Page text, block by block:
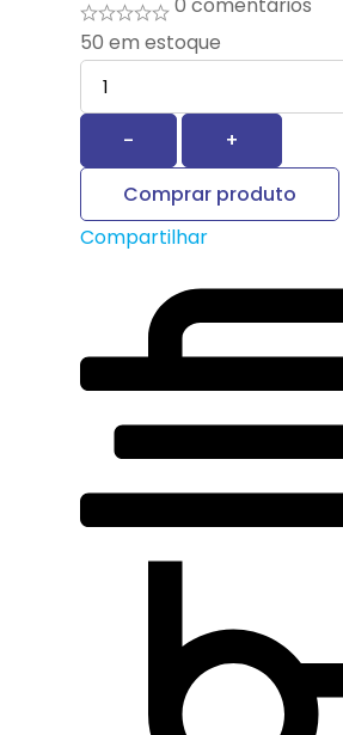
50 em estoque
Quantidade
-
+
Comprar produto
Compartilhar